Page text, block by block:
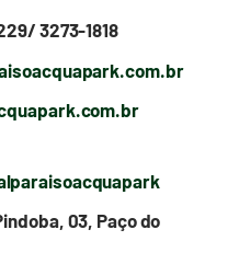
3273-1818
03, Paço do